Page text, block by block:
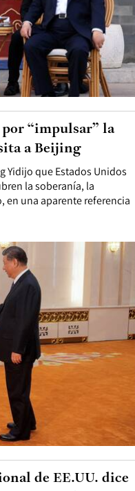
Yidijo que Estados Unidos
la soberanía, la
en una aparente referencia
“impulsar” la
a Beijing
de EE.UU. dice